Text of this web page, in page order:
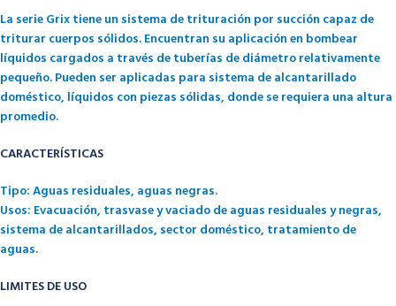
La serie Grix tiene un sistema de trituración por succión capaz de
triturar cuerpos sólidos. Encuentran su aplicación en bombear
líquidos cargados a través de tuberías de diámetro relativamente
pequeño. Pueden ser aplicadas para sistema de alcantarillado
doméstico, líquidos con piezas sólidas, donde se requiera una altura
promedio.
CARACTERÍSTICAS
Tipo: Aguas residuales, aguas negras.
Usos: Evacuación, trasvase y vaciado de aguas residuales y negras,
sistema de alcantarillados, sector doméstico, tratamiento de
aguas.
LIMITES DE USO